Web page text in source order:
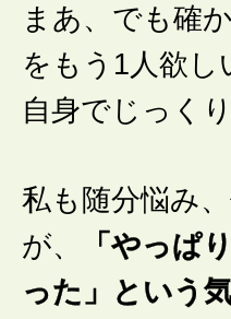
まあ、でも確
をもう1人欲
自身でじっく
私も随分悩み
が、
「やっぱ
った」という